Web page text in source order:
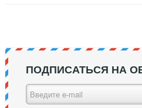
ПОДПИСАТЬСЯ НА